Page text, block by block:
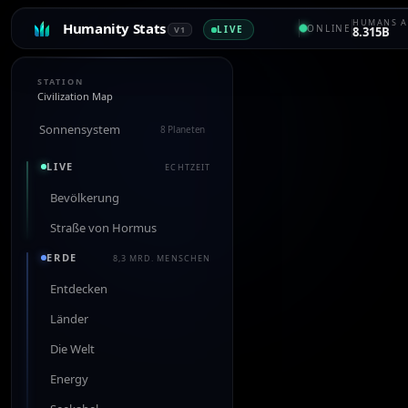
Humanity Stats V1 LIVE ONLINE HUMANS
8.315B
STATION
Civilization Map
Sonnensystem 8 Planeten
LIVE ECHTZEIT
Bevölkerung
Straße von Hormus
ERDE 8,3 MRD. MENSCHEN
Entdecken
Länder
Die Welt
Energy